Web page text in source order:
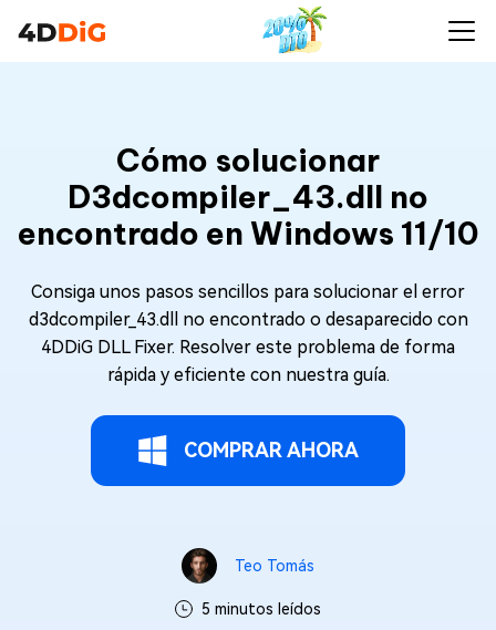
Cómo solucionar
D3dcompiler_43.dll no
encontrado en Windows 11/10
Consiga unos pasos sencillos para solucionar el error
d3dcompiler_43.dll no encontrado o desaparecido con
4DDiG DLL Fixer. Resolver este problema de forma
rápida y eficiente con nuestra guía.
COMPRAR AHORA
Teo Tomás
5 minutos leídos